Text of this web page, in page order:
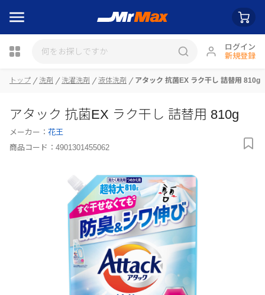
ログイン
新規登録
瓶詰
トップ 洗剤 洗濯洗剤 液体洗剤 アタック 抗菌EX ラク干し 詰替用 810g
アタック 抗菌EX ラク干し 詰替用 810g
メーカー： 花王
商品コード： 4901301455062